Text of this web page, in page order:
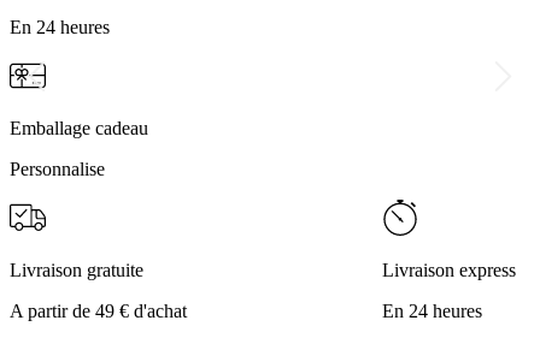
En 24 heures
Emballage cadeau
Personnalise
Livraison gratuite
A partir de 49 € d'achat
Livraison express
En 24 heures